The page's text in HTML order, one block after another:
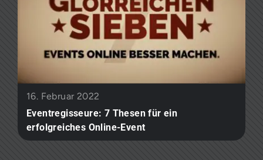
16. Februar 2022
Eventregisseure: 7 Thesen für ein
erfolgreiches Online-Event ​